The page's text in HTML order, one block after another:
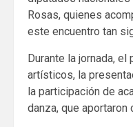
Rosas, quienes
este encuentro tan
Durante la jornada,
artísticos, la
la participación de
danza, que aportaron